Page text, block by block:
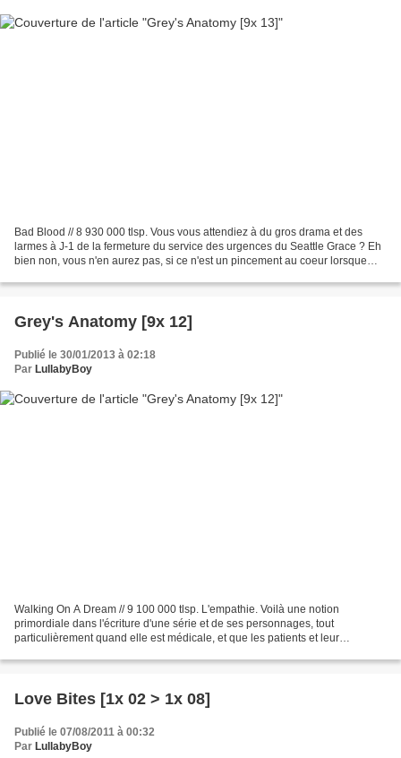
Bad Blood // 8 930 000 tlsp. Vous vous attendiez à du gros drama et des
larmes à J-1 de la fermeture du service des urgences du Seattle Grace ? Eh
bien non, vous n'en aurez pas, si ce n'est un pincement au coeur lorsque
Grey's Anatomy [9x 12]
Publié le 30/01/2013 à 02:18
Par LullabyBoy
Walking On A Dream // 9 100 000 tlsp. L'empathie. Voilà une notion
primordiale dans l'écriture d'une série et de ses personnages, tout
particulièrement quand elle est médicale, et que les patients et leur
Love Bites [1x 02 > 1x 08]
Publié le 07/08/2011 à 00:32
Par LullabyBoy